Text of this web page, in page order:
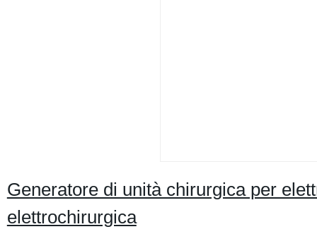
Generatore di unità chirurgica per
elettrochirurgica